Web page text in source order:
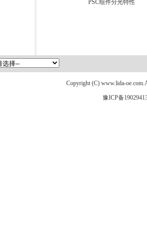
PSC组件分光特性
Copyright (C) www.lida-
豫ICP备